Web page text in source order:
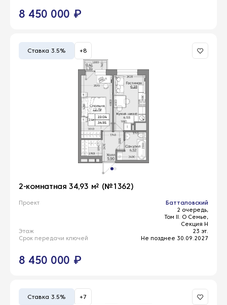
8 450 000 ₽
Ставка 3.5% +8
2-комнатная 34,93 м² (№1362)
Проект
Батталовский
2 очередь,
Том II. О Семье,
Секция Н
Этаж
23 эт.
Срок передачи ключей
Не позднее 30.09.2027
8 450 000 ₽
Ставка 3.5% +7